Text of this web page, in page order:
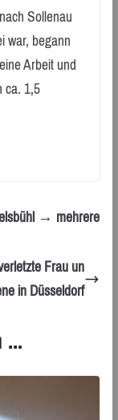
Sollenau
war, begann
Arbeit und
ca. 1,5
→ mehrere
Frau un
in Düsseldorf
...